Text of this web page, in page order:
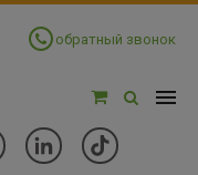
обратный звонок